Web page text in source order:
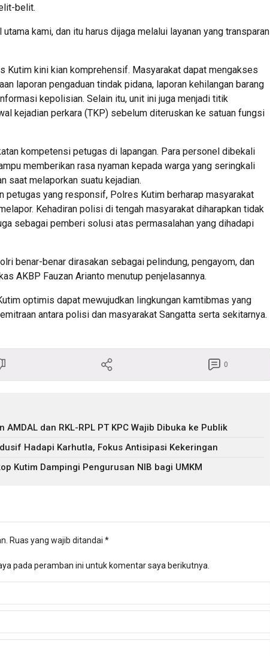
belit.
kami, dan itu harus dijaga melalui layanan yang transparan
Kutim kini kian komprehensif. Masyarakat dapat mengakses
laporan pengaduan tindak pidana, laporan kehilangan barang
kepolisian. Selain itu, unit ini juga menjadi titik
kejadian perkara (TKP) sebelum diteruskan ke satuan fungsi
kompetensi petugas di lapangan. Para personel dibekali
memberikan rasa nyaman kepada warga yang seringkali
saat melaporkan suatu kejadian.
petugas yang responsif, Polres Kutim berharap masyarakat
Kehadiran polisi di tengah masyarakat diharapkan tidak
sebagai pemberi solusi atas permasalahan yang dihadapi
benar-benar dirasakan sebagai pelindung, pengayom, dan
AKBP Fauzan Arianto menutup penjelasannya.
optimis dapat mewujudkan lingkungan kamtibmas yang
antara polisi dan masyarakat Sangatta serta sekitarnya.
0
AMDAL dan RKL-RPL PT KPC Wajib Dibuka ke Publik
Hadapi Karhutla, Fokus Antisipasi Kekeringan
Kutim Dampingi Pengurusan NIB bagi UMKM
Ruas yang wajib ditandai *
pada peramban ini untuk komentar saya berikutnya.